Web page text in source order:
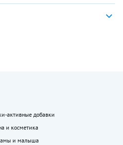
активные добавки
и косметика
и малыша